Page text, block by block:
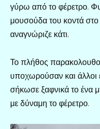
γύρω από το φέρετρο.
μουσούδα του κοντά
αναγνώριζε κάτι.
Το πλήθος
υποχωρούσαν και άλλοι
σήκωσε ξαφνικά το ένα
με δύναμη το φέρετρο.